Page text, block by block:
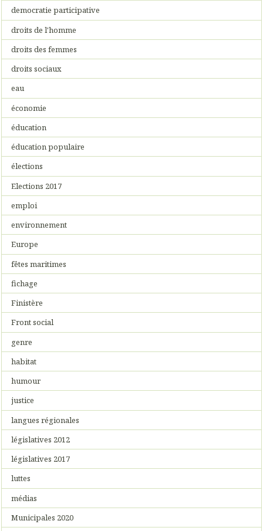
democratie participative
droits de l'homme
droits des femmes
droits sociaux
eau
économie
éducation
éducation populaire
élections
Elections 2017
emploi
environnement
Europe
fêtes maritimes
fichage
Finistère
Front social
genre
habitat
humour
justice
langues régionales
législatives 2012
législatives 2017
luttes
médias
Municipales 2020